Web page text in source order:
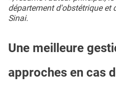
département d'obstétrique et
Sinai.
Une meilleure
approches en cas